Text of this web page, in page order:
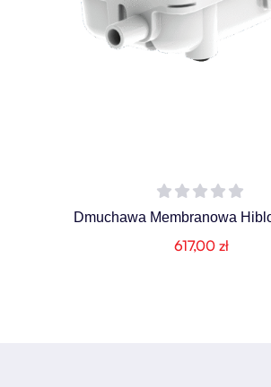
Dmuchawa Membranowa
617,00 zł